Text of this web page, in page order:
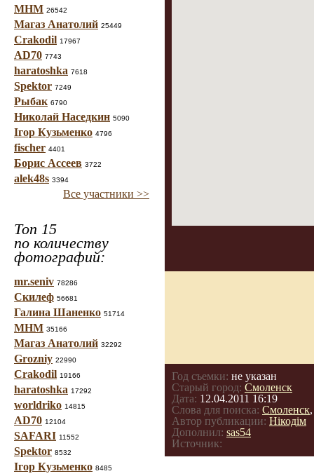
МНМ 26542
Магаз Анатолий 25449
Crakodil 17967
AD70 7743
haratoshka 7618
Spektor 7249
Рыбак 6790
Николай Наседкин 5090
Ігор Кузьменко 4796
fischer 4401
Борис Ассеев 3722
alek48s 3394
Все участники >>
Топ 15
по количеству
фотографий:
mr.seniv 78286
Скилеф 56681
Галина Шаненко 51714
МНМ 35166
Магаз Анатолий 32292
Grozniy 22990
Crakodil 19166
haratoshka 17292
worldriko 14815
AD70 12104
SAFARI 11552
Spektor 8532
Ігор Кузьменко 8485
Год съемки: не указан
Старый город: Смоленск
Дата: 12.04.2011 16:19
Слова для поиска: Смоленск
Автор публикации: Нікодім
Дополнил: sas54
Источник: